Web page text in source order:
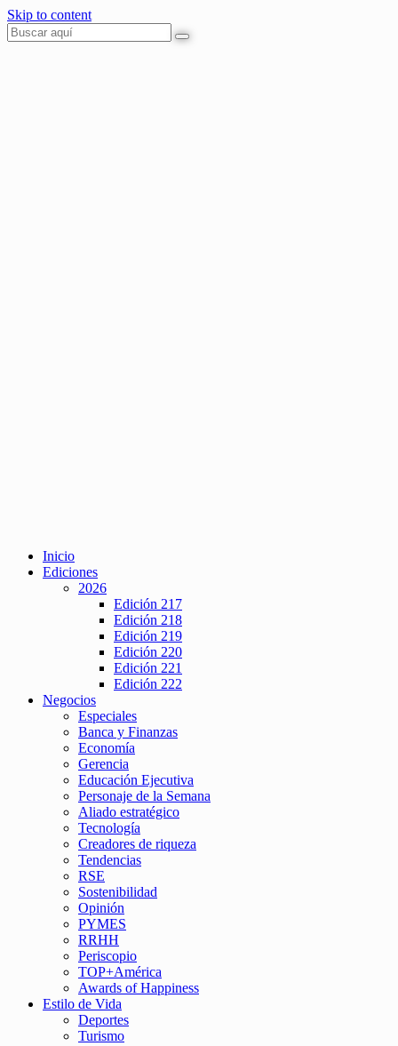
Skip to content
Inicio
Ediciones
2026
Edición 217
Edición 218
Edición 219
Edición 220
Edición 221
Edición 222
Negocios
Especiales
Banca y Finanzas
Economía
Gerencia
Educación Ejecutiva
Personaje de la Semana
Aliado estratégico
Tecnología
Creadores de riqueza
Tendencias
RSE
Sostenibilidad
Opinión
PYMES
RRHH
Periscopio
TOP+América
Awards of Happiness
Estilo de Vida
Deportes
Turismo